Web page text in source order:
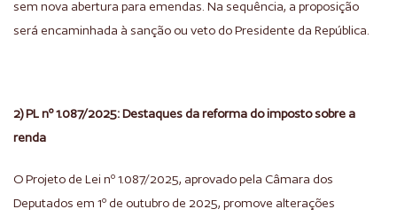
sem nova abertura para emendas. Na sequência, a proposição
será encaminhada à sanção ou veto do Presidente da República.
2) PL nº 1.087/2025: Destaques da reforma do imposto sobre a
renda
O Projeto de Lei nº 1.087/2025, aprovado pela Câmara dos
Deputados em 1º de outubro de 2025, promove alterações